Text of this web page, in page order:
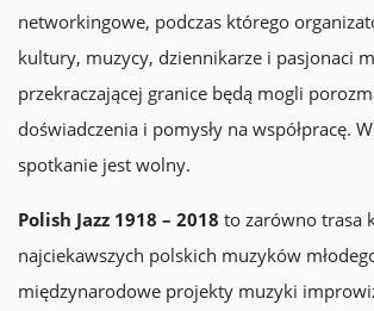
networkingowe, podczas którego
kultury, muzycy, dziennikarze i pasjonaci
przekraczającej granice będą mogli
doświadczenia i pomysły na współpracę.
spotkanie jest wolny.
Polish Jazz 1918 – 2018 to zarówno trasa
najciekawszych polskich muzyków
międzynarodowe projekty muzyki